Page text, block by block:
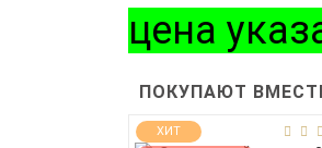
цена
ПОКУПАЮТ
ХИТ